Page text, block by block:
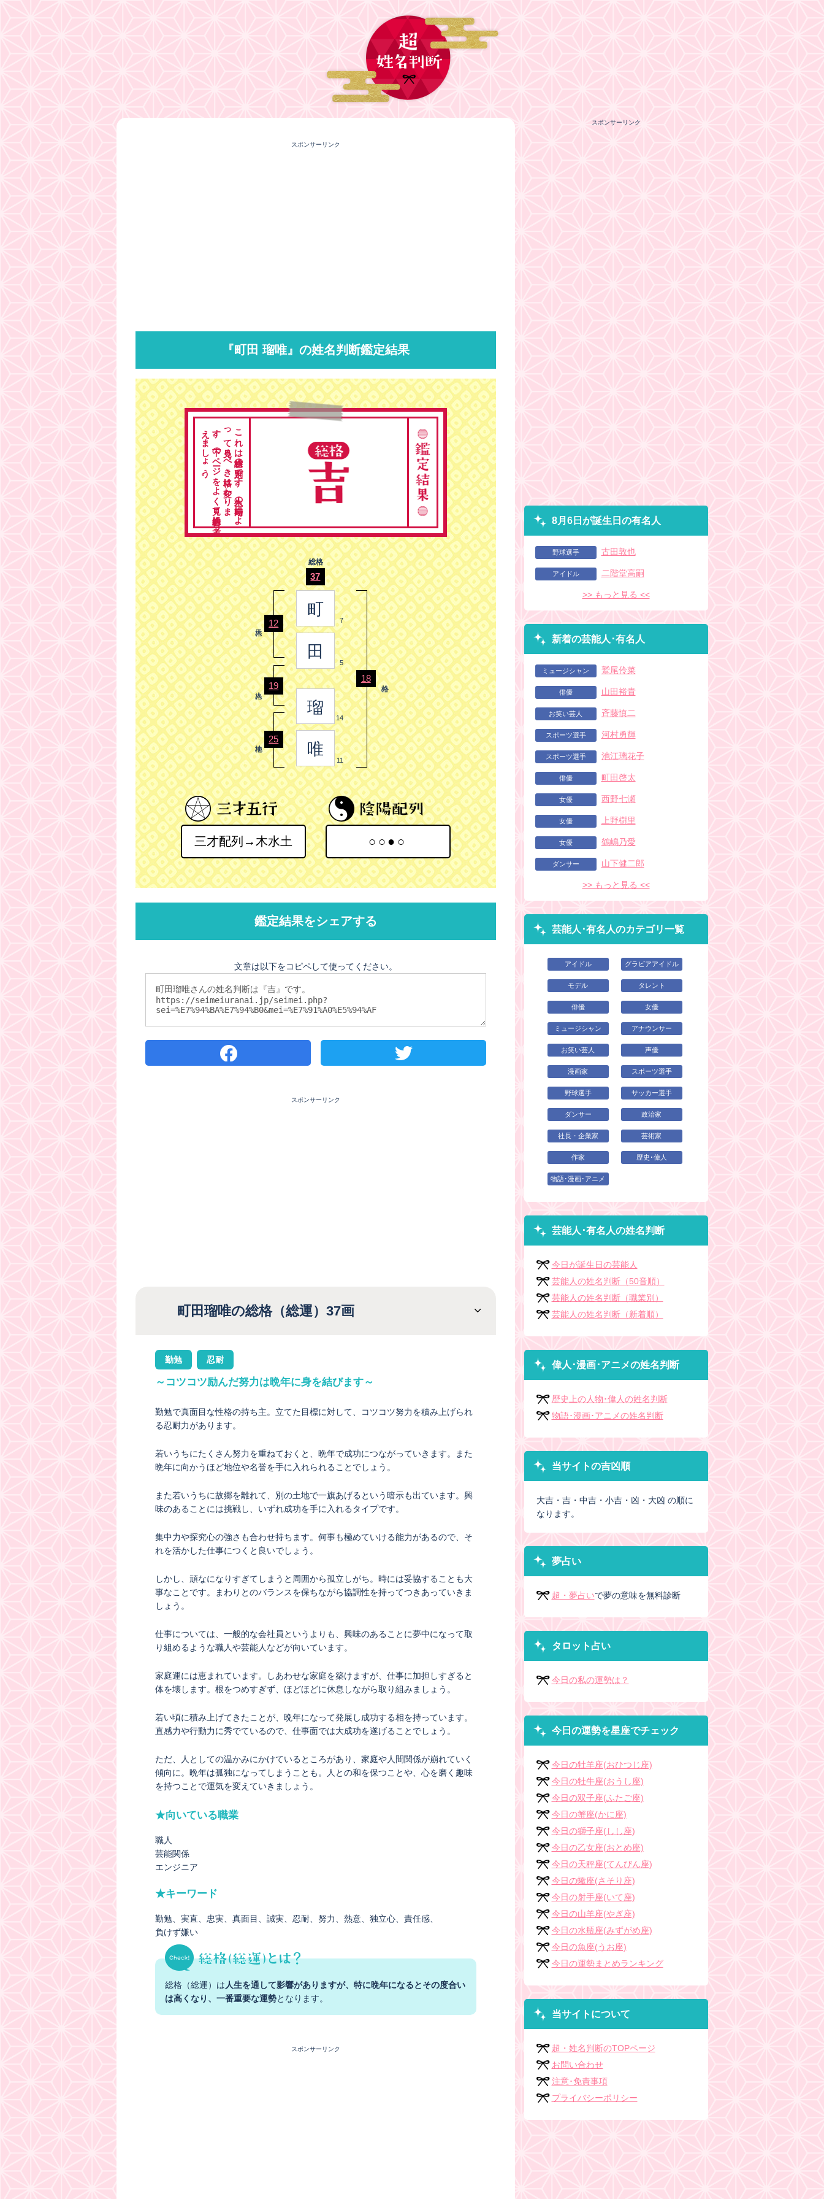
スポンサーリンク
『町田 瑠唯』の姓名判断鑑定結果
こ
れ
は
総格の
判定で
す
。
人生の
時期に
よ
っ
て
見る
べ
き
格は
変わ
り
ま
す
。
下の
ペ
ージ
を
よ
く
見て
総合的に
考
え
ま
し
ょ
う
。
総格
37
町
7
田
5
12
19
瑠
14
唯
11
25
18
三才配列→木水土 ○○●○
鑑定結果をシェアする
文章は以下をコピペして使ってください。
スポンサーリンク
町田瑠唯の総格（総運）37画
勤勉 忍耐
～コツコツ励んだ努力は晩年に身を結びます～
勤勉で真面目な性格の持ち主。立てた目標に対して、コツコツ努力を積み上げられ
る忍耐力があります。
若いうちにたくさん努力を重ねておくと、晩年で成功につながっていきます。また
晩年に向かうほど地位や名誉を手に入れられることでしょう。
また若いうちに故郷を離れて、別の土地で一旗あげるという暗示も出ています。興
味のあることには挑戦し、いずれ成功を手に入れるタイプです。
集中力や探究心の強さも合わせ持ちます。何事も極めていける能力があるので、そ
れを活かした仕事につくと良いでしょう。
しかし、頑なになりすぎてしまうと周囲から孤立しがち。時には妥協することも大
事なことです。まわりとのバランスを保ちながら協調性を持ってつきあっていきま
しょう。
仕事については、一般的な会社員というよりも、興味のあることに夢中になって取
り組めるような職人や芸能人などが向いています。
家庭運には恵まれています。しあわせな家庭を築けますが、仕事に加担しすぎると
体を壊します。根をつめすぎず、ほどほどに休息しながら取り組みましょう。
若い頃に積み上げてきたことが、晩年になって発展し成功する相を持っています。
直感力や行動力に秀でているので、仕事面では大成功を遂げることでしょう。
ただ、人としての温かみにかけているところがあり、家庭や人間関係が崩れていく
傾向に。晩年は孤独になってしまうことも。人との和を保つことや、心を磨く趣味
を持つことで運気を変えていきましょう。
★向いている職業
職人
芸能関係
エンジニア
★キーワード
勤勉 実直 忠実 真面目 誠実 忍耐 努力 熱意 独立心
責任感
負けず嫌い
総格（総運）は 人生を通して影響がありますが、特に晩年になるとその度合い
は高くなり、一番重要な運勢となります。
スポンサーリンク
スポンサーリンク
8月6日が誕生日の有名人
野球選手 古田敦也
アイドル 二階堂高嗣
>> もっと見る <<
新着の芸能人･有名人
ミュージシャン 鷲尾伶菜
俳優 山田裕貴
お笑い芸人 斉藤慎二
スポーツ選手 河村勇輝
スポーツ選手 池江璃花子
俳優 町田啓太
女優 西野七瀬
女優 上野樹里
女優 鶴嶋乃愛
ダンサー 山下健二郎
>> もっと見る <<
芸能人･有名人のカテゴリ一覧
アイドル グラビアアイドル
モデル タレント
俳優 女優
ミュージシャン アナウンサー
お笑い芸人 声優
漫画家 スポーツ選手
野球選手 サッカー選手
ダンサー 政治家
社長・企業家 芸術家
作家 歴史･偉人
物語･漫画･アニメ
芸能人･有名人の姓名判断
今日が誕生日の芸能人
芸能人の姓名判断（50音順）
芸能人の姓名判断（職業別）
芸能人の姓名判断（新着順）
偉人･漫画･アニメの姓名判断
歴史上の人物･偉人の姓名判断
物語･漫画･アニメの姓名判断
当サイトの吉凶順
大吉・吉・中吉・小吉・凶・大凶 の順に
なります。
夢占い
超・夢占いで夢の意味を無料診断
タロット占い
今日の私の運勢は？
今日の運勢を星座でチェック
今日の牡羊座(おひつじ座)
今日の牡牛座(おうし座)
今日の双子座(ふたご座)
今日の蟹座(かに座)
今日の獅子座(しし座)
今日の乙女座(おとめ座)
今日の天秤座(てんびん座)
今日の蠍座(さそり座)
今日の射手座(いて座)
今日の山羊座(やぎ座)
今日の水瓶座(みずがめ座)
今日の魚座(うお座)
今日の運勢まとめランキング
当サイトについて
超・姓名判断のTOPページ
お問い合わせ
注意･免責事項
プライバシーポリシー